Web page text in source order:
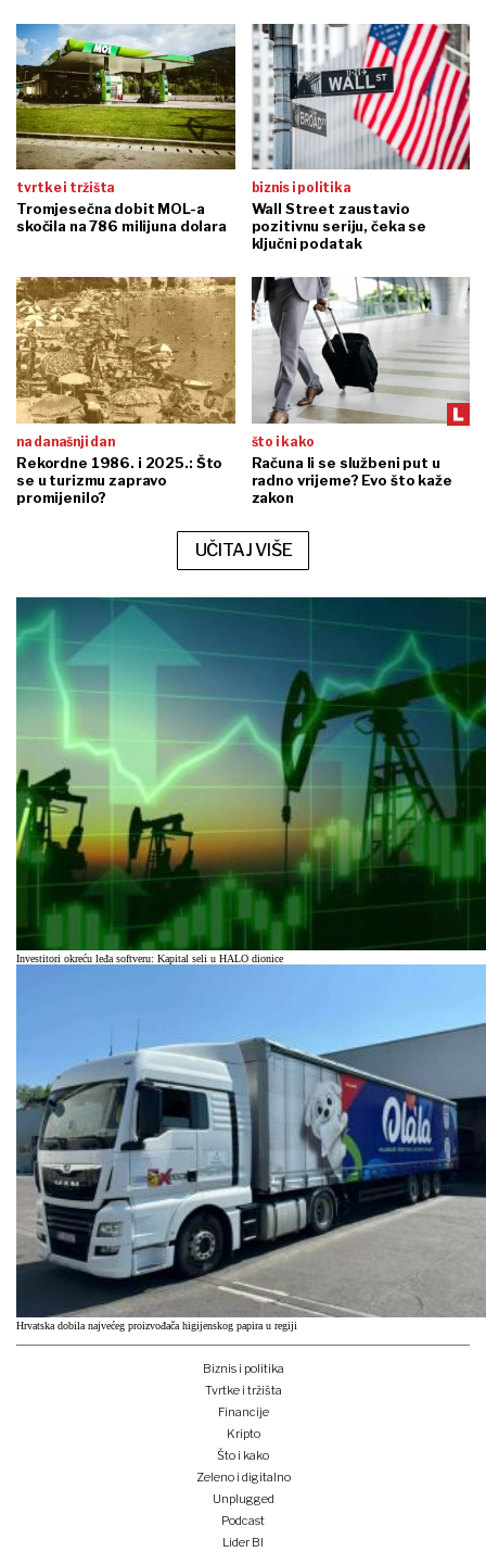
tvrtke i tržišta
Tromjesečna dobit MOL-a
skočila na 786 milijuna dolara
biznis i politika
Wall Street zaustavio
pozitivnu seriju, čeka se
ključni podatak
na današnji dan
Rekordne 1986. i 2025.: Što
se u turizmu zapravo
promijenilo?
što i kako
Računa li se službeni put u
radno vrijeme? Evo što kaže
zakon
UČITAJ VIŠE
Investitori okreću leđa softveru: Kapital seli u HALO dionice
Hrvatska dobila najvećeg proizvođača higijenskog papira u regiji
Biznis i politika
Tvrtke i tržišta
Financije
Kripto
Što i kako
Zeleno i digitalno
Unplugged
Podcast
Lider BI